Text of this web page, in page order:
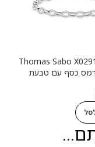
Thomas Sabo
כסף עם טבעת